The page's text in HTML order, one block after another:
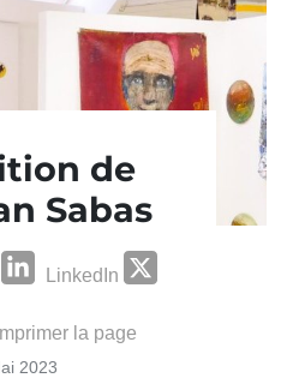
de
Sabas
LinkedIn
Imprimer la page
2023